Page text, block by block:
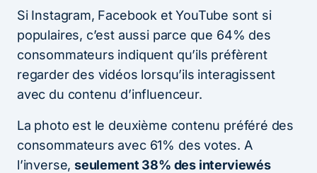
Si Instagram, Facebook et YouTube sont si
populaires, c’est aussi parce que 64% des
consommateurs indiquent qu’ils préfèrent
regarder des vidéos lorsqu’ils interagissent
avec du contenu d’influenceur.
La photo est le deuxième contenu préféré des
consommateurs avec 61% des votes. A
l’inverse,seulement 38% des interviewés